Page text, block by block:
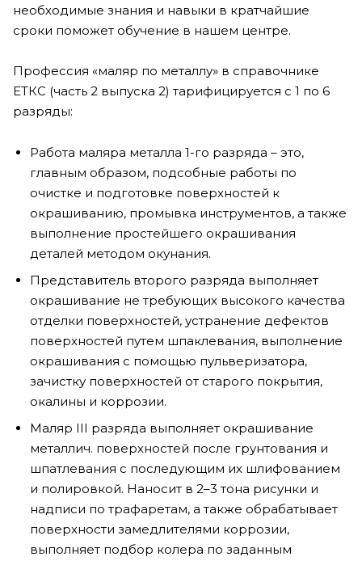
необходимые знания и навыки в кратчайшие
сроки поможет обучение в нашем центре.
Профессия «маляр по металлу» в справочнике
ЕТКС (часть 2 выпуска 2) тарифицируется с 1 по 6
разряды:
Работа маляра металла 1-го разряда – это,
главным образом, подсобные работы по
очистке и подготовке поверхностей к
окрашиванию, промывка инструментов, а также
выполнение простейшего окрашивания
деталей методом окунания.
Представитель второго разряда выполняет
окрашивание не требующих высокого качества
отделки поверхностей, устранение дефектов
поверхностей путем шпаклевания, выполнение
окрашивания с помощью пульверизатора,
зачистку поверхностей от старого покрытия,
окалины и коррозии.
Маляр III разряда выполняет окрашивание
металлич. поверхностей после грунтования и
шпатлевания с последующим их шлифованием
и полировкой. Наносит в 2–3 тона рисунки и
надписи по трафаретам, а также обрабатывает
поверхности замедлителями коррозии,
выполняет подбор колера по заданным